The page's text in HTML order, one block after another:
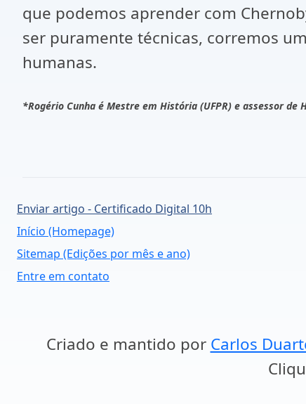
que podemos aprender com
ser puramente técnicas, corremos
humanas.
*Rogério Cunha é Mestre em História (UFPR) e assessor
Enviar artigo - Certificado Digital 10h
Início (Homepage)
Sitemap (Edições por mês e ano)
Entre em contato
Criado e mantido por Carlos